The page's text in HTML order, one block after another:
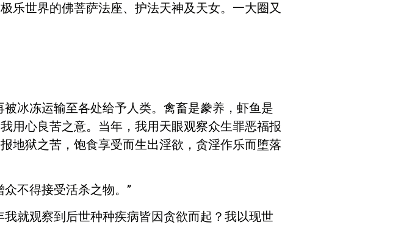
乐世界的佛菩萨法座、护法天神及天女。一大圈又
冰冻运输至各处给予人类。禽畜是豢养，虾鱼是
用心良苦之意。当年，我用天眼观察众生罪恶福报
地狱之苦，饱食享受而生出淫欲，贪淫作乐而堕落
不得接受活杀之物。”
就观察到后世种种疾病皆因贪欲而起？我以现世